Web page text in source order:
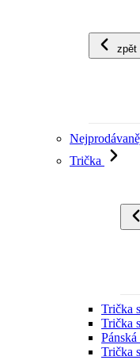
zpět
Trička
Trička
Trička
Trička